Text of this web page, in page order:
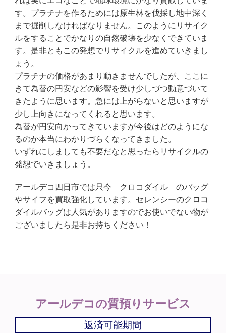
す。プラチナを作るためには原生林を伐採し地中深く
まで掘削しなければなりません。このようにリサイク
ルをすることでかなりの自然破壊を少なくできていま
す。是非ともこの発想でリサイクルを進めていきまし
ょう。
プラチナの価格があまり動きませんでしたが、ここに
きて為替の円安などの影響を受け少しづつ動意づいて
きたように思います。急には上がらないと思いますが
少し上向きになってくれると思います。
為替が円安向かってきていますが今後はどのようにな
るのか本当にわかりづらくなってきました。
いずれにしましても不要だなと思ったらリサイクルの
発想でいきましょう。
アールデコ四日市では只今 クロコダイル のバッグ
やサイフを買取強化しています。セレンシーのクロコ
ダイルバッグは人気がありますのでお使いでない物が
ございましたら是非お持ちください！
アールデコの質預りサービス
返済可能期間